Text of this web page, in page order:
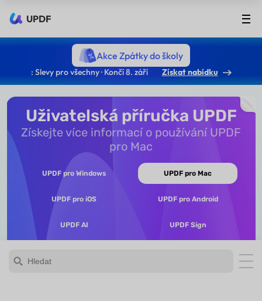
UPDF
Akce Zpátky do školy
: Slevy pro všechny · Končí 8. září Získat nabídku
Uživatelská příručka UPDF
Získejte více informací o používání UPDF
pro Mac
UPDF pro Windows UPDF pro Mac
UPDF pro iOS UPDF pro Android
UPDF AI UPDF Sign